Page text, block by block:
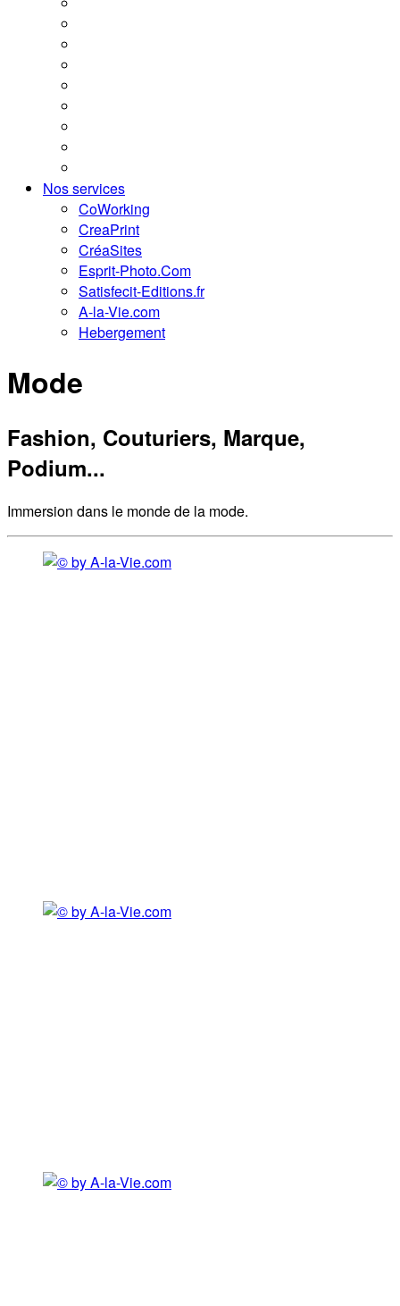
Nos services
CoWorking
CreaPrint
CréaSites
Esprit-Photo.Com
Satisfecit-Editions.fr
A-la-Vie.com
Hebergement
Mode
Fashion, Couturiers, Marque,
Podium...
Immersion dans le monde de la mode.